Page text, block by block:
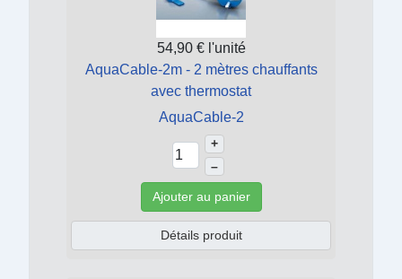
54,90 € l'unité
AquaCable-2m - 2 mètres chauffants
avec thermostat
AquaCable-2
+
–
Ajouter au panier
Détails produit